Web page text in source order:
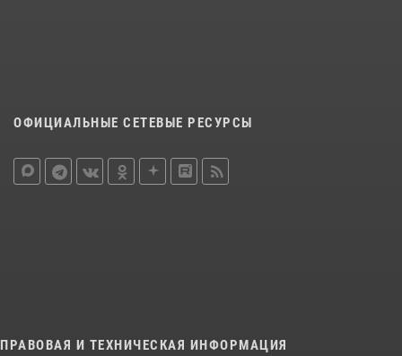
ОФИЦИАЛЬНЫЕ СЕТЕВЫЕ РЕСУРСЫ
ПРАВОВАЯ И ТЕХНИЧЕСКАЯ ИНФОРМАЦИЯ